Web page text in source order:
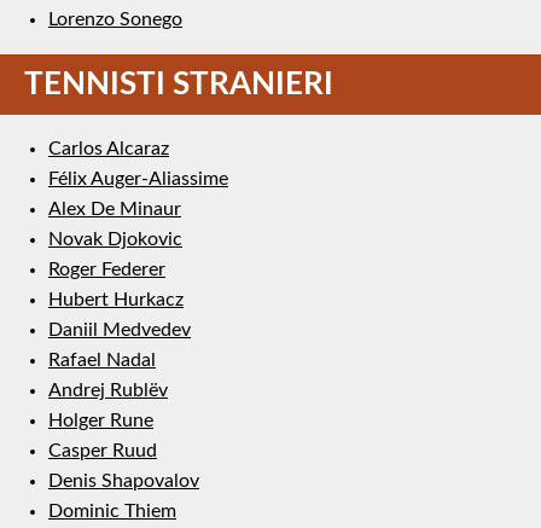
Lorenzo Sonego
TENNISTI STRANIERI
Carlos Alcaraz
Félix Auger-Aliassime
Alex De Minaur
Novak Djokovic
Roger Federer
Hubert Hurkacz
Daniil Medvedev
Rafael Nadal
Andrej Rublëv
Holger Rune
Casper Ruud
Denis Shapovalov
Dominic Thiem